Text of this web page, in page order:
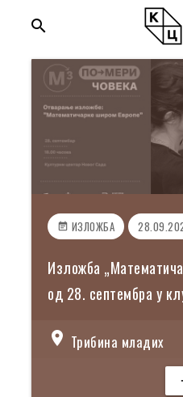
search
event_note ИЗЛОЖБА
Изложба
од 28. септембра у
location_on Трибина младих